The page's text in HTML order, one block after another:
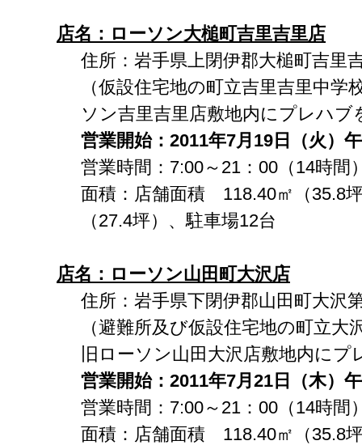
店名 ：ローソン大槌町吉里吉里店
住所：岩手県上閉伊郡大槌町吉里
（仮設住宅地の町立吉里吉里中学
ソン吉里吉里店敷地内にプレハブ
営業開始： 2011年7月 19 日（火）
営業時間：7:00～21：00（14時間
面積：店舗面積 118.40㎡（35.8
（27.4坪）、駐車場12台
店名 ：ローソン山田町大沢店
住所：岩手県下閉伊郡山田町大沢
（避難所及び仮設住宅地の町立大
旧ローソン山田大沢店敷地内にプ
営業開始： 2011年7月 21 日（木）
営業時間：7:00～21：00（14時間
面積：店舗面積 118.40㎡（35.8